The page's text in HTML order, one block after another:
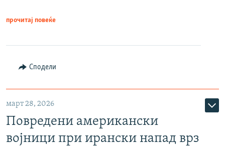
прочитај повеќе
Сподели
март 28, 2026
Повредени американски
војници при ирански напад врз